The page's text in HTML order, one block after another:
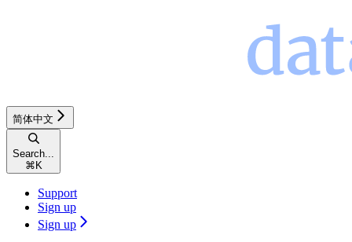
简体中文
Search...
⌘ K
Support
Sign up
Sign up